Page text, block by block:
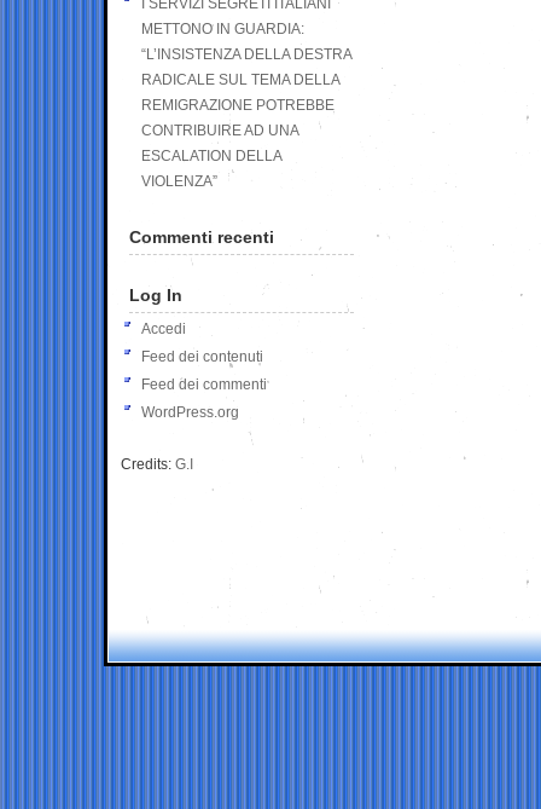
I SERVIZI SEGRETI ITALIANI
METTONO IN GUARDIA:
“L’INSISTENZA DELLA DESTRA
RADICALE SUL TEMA DELLA
REMIGRAZIONE POTREBBE
CONTRIBUIRE AD UNA
ESCALATION DELLA
VIOLENZA”
Commenti recenti
Log In
Accedi
Feed dei contenuti
Feed dei commenti
WordPress.org
Credits: G.I